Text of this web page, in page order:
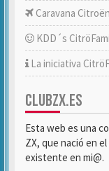
Caravana
KDD´s
La iniciativa
CLUBZX.ES
Esta web es una
ZX, que nació en
existente en mi@.